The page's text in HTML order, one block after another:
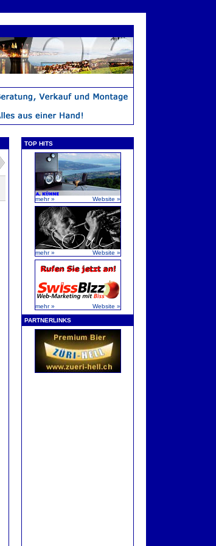
TOP HITS
mehr » Website »
mehr » Website »
mehr » Website »
PARTNERLINKS